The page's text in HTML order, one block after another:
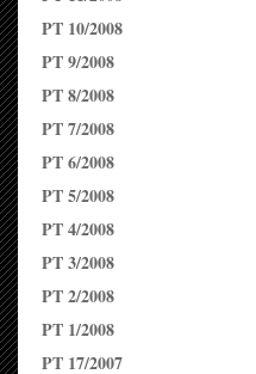
PT 10/2008
PT 9/2008
PT 8/2008
PT 7/2008
PT 6/2008
PT 5/2008
PT 4/2008
PT 3/2008
PT 2/2008
PT 1/2008
PT 17/2007